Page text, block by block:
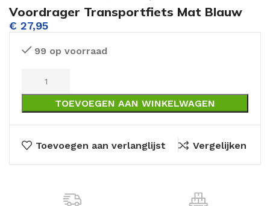
Voordrager Transportfiets Mat Blauw
€ 27,95
99 op voorraad
TOEVOEGEN AAN WINKELWAGEN
Toevoegen aan verlanglijst Vergelijken